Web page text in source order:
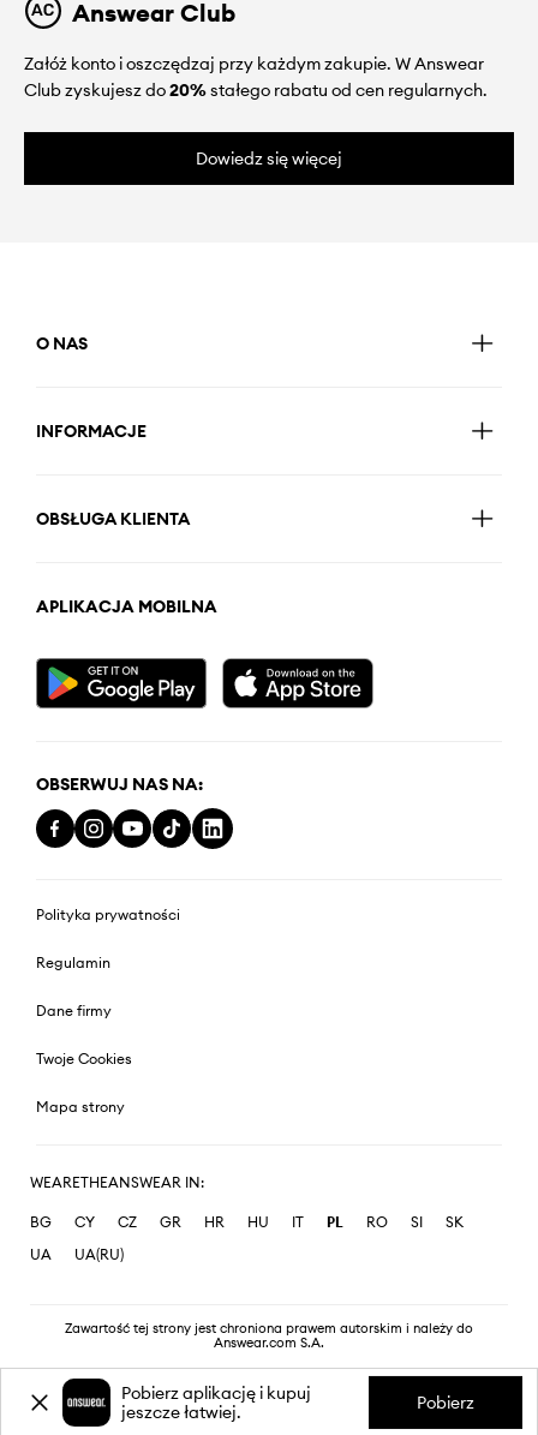
Answear Club
Załóż konto i oszczędzaj przy każdym zakupie. W Answear
Club zyskujesz do20%stałego rabatu od cen regularnych.
Dowiedz się więcej
O NAS
INFORMACJE
OBSŁUGA KLIENTA
APLIKACJA MOBILNA
OBSERWUJ NAS NA:
Polityka prywatności
Regulamin
Dane firmy
Twoje Cookies
Mapa strony
WEARETHEANSWEAR IN:
BG CY CZ GR HR HU IT PL RO SI
SK
UA
UA(RU)
Zawartość tej strony jest chroniona prawem autorskim i należy do
Answear.com S.A.
Pobierz aplikację i kupuj
jeszcze łatwiej.
Pobierz